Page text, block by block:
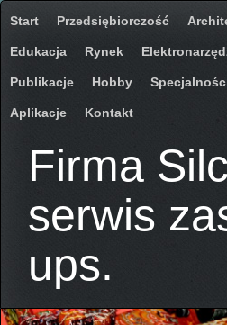
Start Przedsiębiorczość
Edukacja Rynek
Publikacje Hobby
Aplikacje Kontakt
Firma
serwis
ups.